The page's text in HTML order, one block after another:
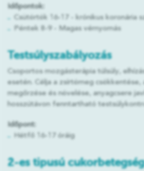
Időpontok:
Csütörtök 16-17 - krónikus koronária
Péntek 8-9 - Magas vérnyomás
Testsúlyszabályozás
Csoportos mozgásterápia túlsúly,
esetén. Célja a zsírtömeg
megőrzése és növelése, anyagcsere
hosszútávon fenntartható
Időpont:
Hétfő 16-17 óráig
2-es tipusú cukorbetegség